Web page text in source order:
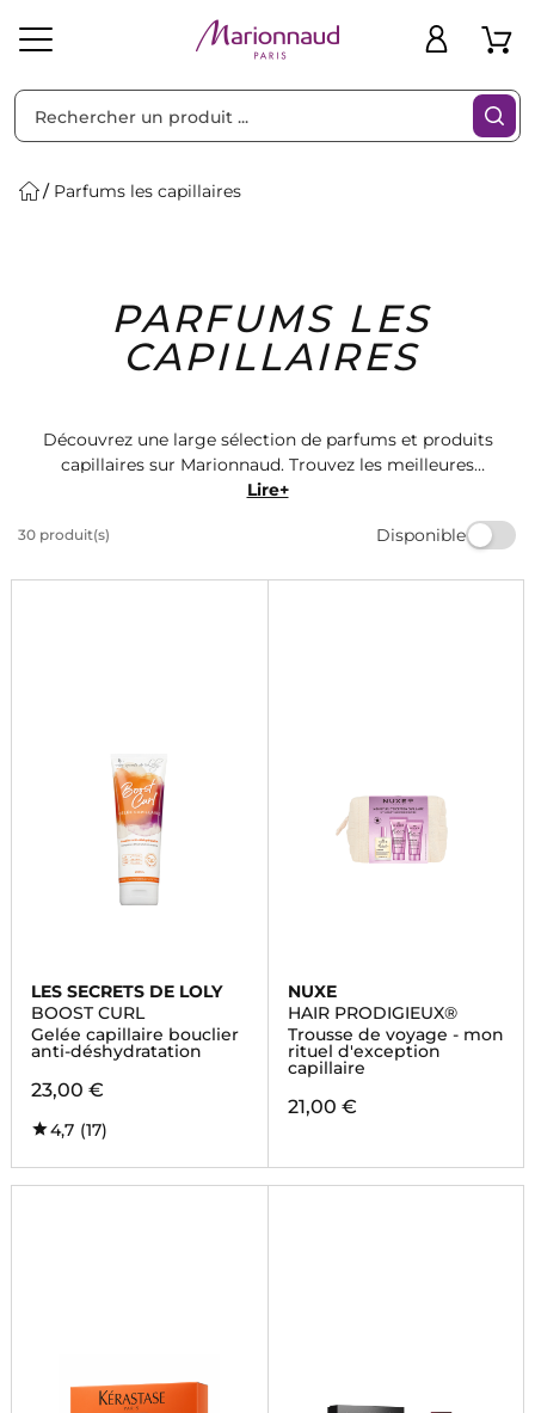
Solaire Homme Marques Idées
Cadeaux
Bons
Plans
Parfums les capillaires
PARFUMS LES
CAPILLAIRES
Découvrez une large sélection de parfums et produits
capillaires sur Marionnaud. Trouvez les meilleures
marques et les dernières tendances pour prendre soin
vous des produits de qualité pour sublimer votre
Lire+
30 produit(s) Disponible
Filtres
LES SECRETS DE LOLY
BOOST CURL
Gelée capillaire bouclier
anti-déshydratation
23,00 €
4,7 (17)
NUXE
HAIR PRODIGIEUX®
Trousse de voyage - mon
rituel d'exception
capillaire
21,00 €